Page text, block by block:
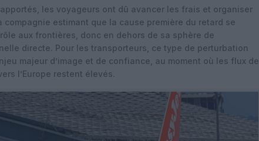
les voyageurs ont dû avancer les frais et organiser
compagnie estimant que la cause première du retard se
aux frontières, donc en dehors de sa sphère de
directe. Pour les transporteurs, ce type de perturbation
majeur d’image et de confiance, au moment où les flux de
l’Europe restent élevés.